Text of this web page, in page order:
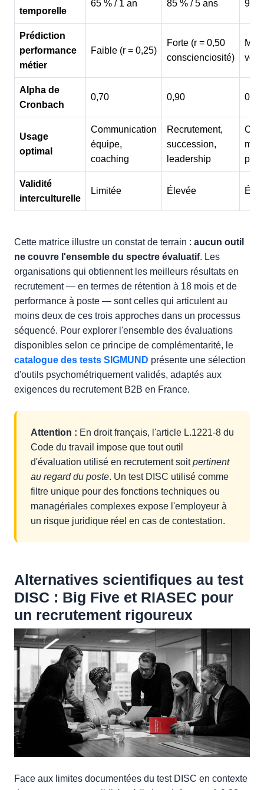
temporelle
65 % / 1 an 85 % / 5 ans 90
Prédiction
performance
métier
Faible (r = 0,25)
Forte (r = 0,50
conscienciosité)
Alpha de
Cronbach
0,70 0,90
Usage
optimal
Communication
équipe,
coaching
Recrutement,
succession,
leadership
Validité
interculturelle
Limitée Élevée
Cette matrice illustre un constat de terrain : aucun outil
ne couvre l'ensemble du spectre évaluatif. Les
organisations qui obtiennent les meilleurs résultats en
recrutement — en termes de rétention à 18 mois et de
performance à poste — sont celles qui articulent au
moins deux de ces trois approches dans un processus
séquencé. Pour explorer l'ensemble des évaluations
disponibles selon ce principe de complémentarité, le
catalogue des tests SIGMUND présente une sélection
d'outils psychométriquement validés, adaptés aux
exigences du recrutement B2B en France.
Attention : En droit français, l'article L.1221-8 du
Code du travail impose que tout outil
d'évaluation utilisé en recrutement soitpertinent
au regard du poste. Un test DISC utilisé comme
filtre unique pour des fonctions techniques ou
managériales complexes expose l'employeur à
un risque juridique réel en cas de contestation.
Alternatives scientifiques au test
DISC : Big Five et RIASEC pour
un recrutement rigoureux
Face aux limites documentées du test DISC en contexte